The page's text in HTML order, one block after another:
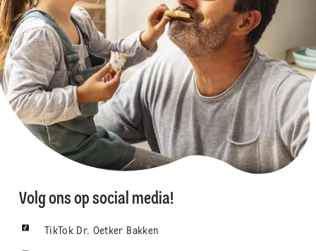
Volg ons op social media!
TikTok Dr. Oetker Bakken